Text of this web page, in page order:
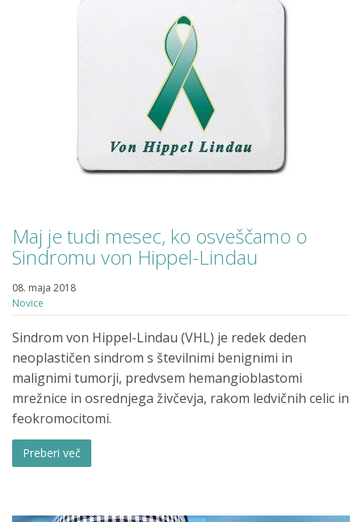
Maj je tudi mesec, ko osveščamo o
Sindromu von Hippel-Lindau
08. maja 2018
Novice
Sindrom von Hippel-Lindau (VHL) je redek deden
neoplastičen sindrom s številnimi benignimi in
malignimi tumorji, predvsem hemangioblastomi
mrežnice in osrednjega živčevja, rakom ledvičnih celic in
feokromocitomi.
Preberi več